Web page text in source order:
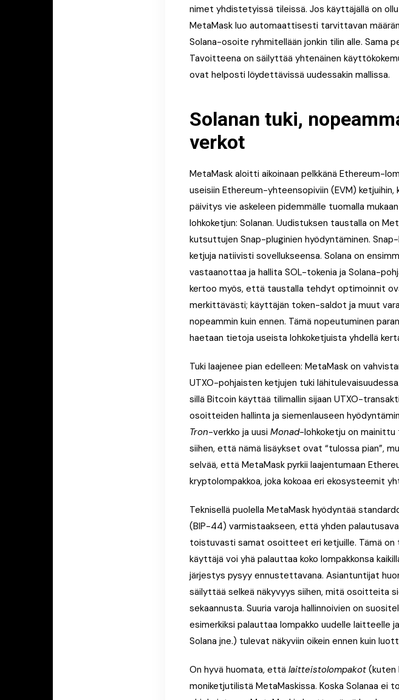
nimet yhdistetyissä tileissä. Jos käyttäjällä on
MetaMask luo automaattisesti tarvittavan
Solana-osoite ryhmitellään jonkin tilin alle. Sama
Tavoitteena on säilyttää yhtenäinen
ovat helposti löydettävissä uudessakin mallissa.
Solanan tuki,
verkot
MetaMask aloitti aikoinaan pelkkänä Ethereum-
useisiin Ethereum-yhteensopiviin (EVM)
päivitys vie askeleen pidemmälle tuomalla
lohkoketjun: Solanan. Uudistuksen taustalla on
kutsuttujen Snap-pluginien hyödyntäminen.
ketjuja natiivisti sovellukseensa. Solana on
vastaanottaa ja hallita SOL-tokenia ja Solana-
kertoo myös, että taustalla tehdyt optimoinnit
merkittävästi; käyttäjän token-saldot ja muut
nopeammin kuin ennen. Tämä nopeutuminen
haetaan tietoja useista lohkoketjuista yhdellä
Tuki laajenee pian edelleen: MetaMask on
UTXO-pohjaisten ketjujen tuki
sillä Bitcoin käyttää tilimallin sijaan UTXO-
osoitteiden hallinta ja siemenlauseen
Tron-verkko ja uusi Monad-lohkoketju on
siihen, että nämä lisäykset ovat “tulossa pian”,
selvää, että MetaMask pyrkii laajentumaan
kryptolompakkoa, joka kokoaa eri ekosysteemit
Teknisellä puolella MetaMask hyödyntää
(BIP-44) varmistaakseen, että yhden
toistuvasti samat osoitteet eri ketjuille. Tämä on
käyttäjä voi yhä palauttaa koko lompakkonsa
järjestys pysyy ennustettavana. Asiantuntijat
säilyttää selkeä näkyvyys siihen, mitä osoitteita
sekaannusta. Suuria varoja hallinnoivien on
esimerkiksi palauttaa lompakko uudelle
Solana jne.) tulevat näkyviin oikein ennen kuin
On hyvä huomata, että laitteistolompakot (kuten
moniketjutilistä MetaMaskissa. Koska Solanaa